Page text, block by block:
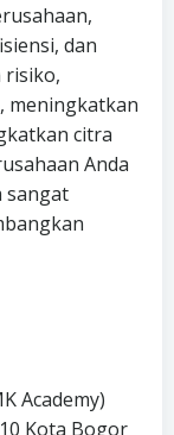
dan
risiko,
meningkatkan
citra
Anda
sangat
Academy)
Kota Bogor